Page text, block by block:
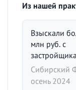
Из нашей
Взыскали
млн руб. с
застройщика
Сибирский
осень 2024